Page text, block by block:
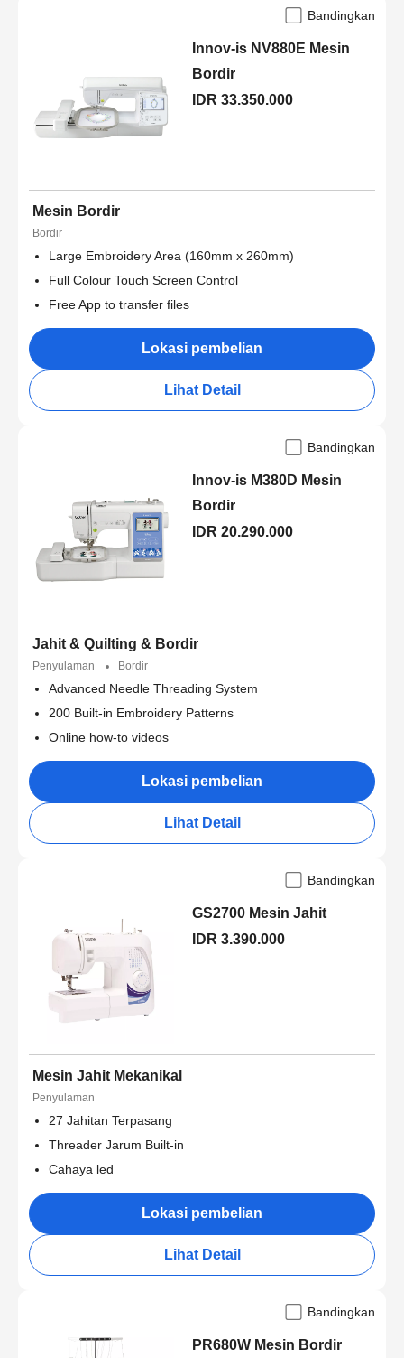
Bandingkan
Innov-is NV880E Mesin
Bordir
IDR 33.350.000
Mesin Bordir
Bordir
Large Embroidery Area (160mm x 260mm)
Full Colour Touch Screen Control
Free App to transfer files
Lokasi pembelian
Lihat Detail
Bandingkan
Innov-is M380D Mesin
Bordir
IDR 20.290.000
Jahit & Quilting & Bordir
Penyulaman Bordir
Advanced Needle Threading System
200 Built-in Embroidery Patterns
Online how-to videos
Lokasi pembelian
Lihat Detail
Bandingkan
GS2700 Mesin Jahit
IDR 3.390.000
Mesin Jahit Mekanikal
Penyulaman
27 Jahitan Terpasang
Threader Jarum Built-in
Cahaya led
Lokasi pembelian
Lihat Detail
Bandingkan
PR680W Mesin Bordir